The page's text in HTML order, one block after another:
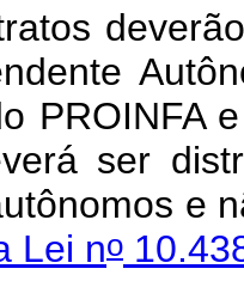
PROINFA
ser
e
Lei no